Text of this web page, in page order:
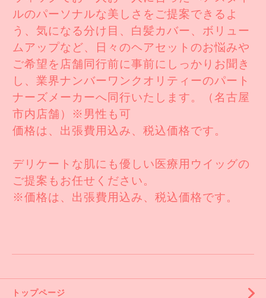
ルのパーソナルな美しさをご提案できるよ
う、気になる分け目、白髪カバー、ボリュー
ムアップなど、日々のヘアセットのお悩みや
ご希望を店舗同行前に事前にしっかりお聞き
し、業界ナンバーワンクオリティーのパート
ナーズメーカーへ同行いたします。（名古屋
市内店舗）※男性も可
価格は、出張費用込み、税込価格です。
デリケートな肌にも優しい医療用ウイッグの
ご提案もお任せください。
※価格は、出張費用込み、税込価格です。
トップページ